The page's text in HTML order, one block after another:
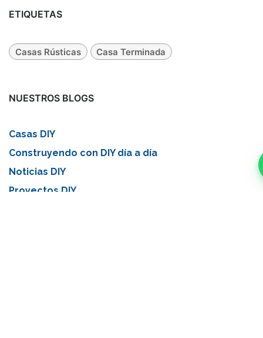
ETIQUETAS
Casas Rústicas Casa Terminada
NUESTROS BLOGS
Casas DIY
Construyendo con DIY día a día
Noticias DIY
Proyectos DIY